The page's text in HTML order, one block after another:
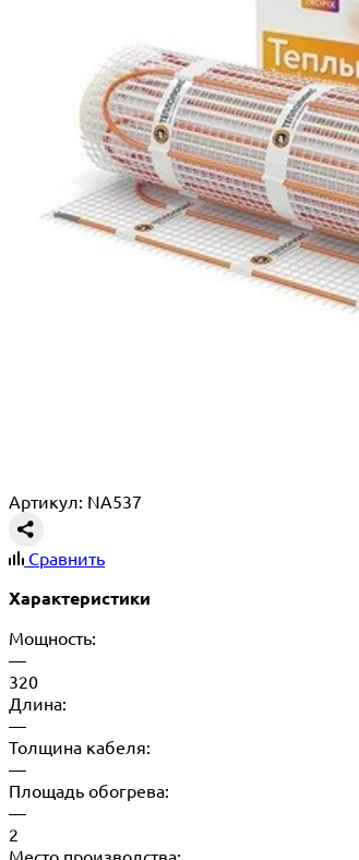
Артикул: NA537
Сравнить
Характеристики
Мощность:
—
320
Длина:
—
Толщина кабеля:
—
Площадь обогрева:
—
2